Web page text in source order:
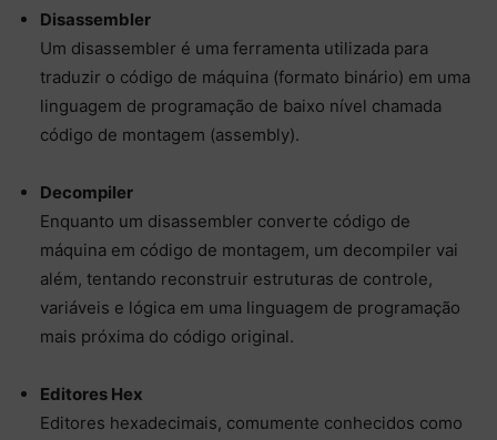
Disassembler
Um disassembler é uma ferramenta utilizada para
traduzir o código de máquina (formato binário) em uma
linguagem de programação de baixo nível chamada
código de montagem (assembly).
Decompiler
Enquanto um disassembler converte código de
máquina em código de montagem, um decompiler vai
além, tentando reconstruir estruturas de controle,
variáveis e lógica em uma linguagem de programação
mais próxima do código original.
Editores Hex
Editores hexadecimais, comumente conhecidos como